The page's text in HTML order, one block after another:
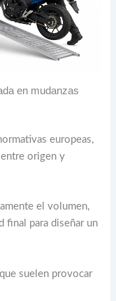
en mudanzas
europeas,
entre origen y
el volumen,
final para diseñar un
suelen provocar